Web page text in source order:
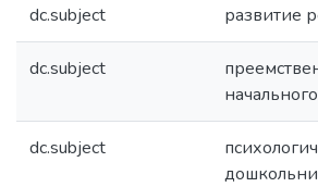
dc.subject развитие
dc.subject
dc.subject